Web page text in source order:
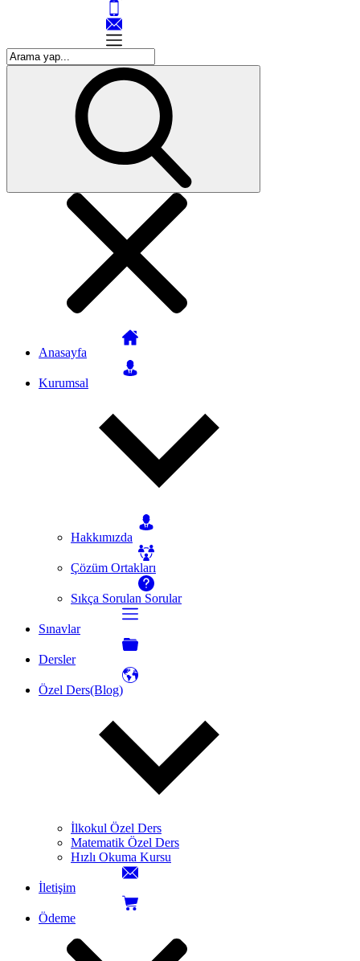
Anasayfa
Kurumsal
Hakkımızda
Çözüm Ortakları
Sıkça Sorulan Sorular
Sınavlar
Dersler
Özel Ders(Blog)
İlkokul Özel Ders
Matematik Özel Ders
Hızlı Okuma Kursu
İletişim
Ödeme